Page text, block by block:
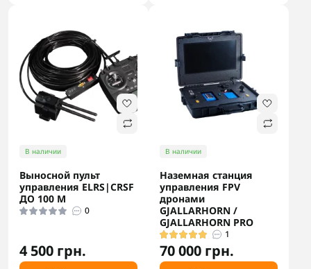
В наличии
Выносной пульт
управления ELRS|CRSF
ДО 100 М
0
4 500 грн.
В наличии
Наземная станция
управления FPV
дронами
GJALLARHORN /
GJALLARHORN PRO
1
70 000 грн.